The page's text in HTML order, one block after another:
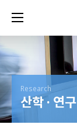
Research
산학 · 연구